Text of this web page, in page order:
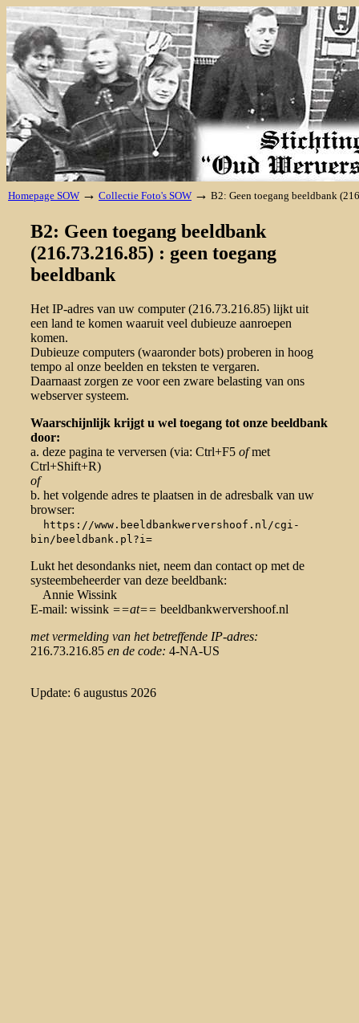
Homepage SOW → Collectie Foto's SOW → B2: Geen toegang beeldbank
B2: Geen toegang beeldbank
(216.73.216.85) : geen toegang
beeldbank
Het IP-adres van uw computer (216.73.216.85) lijkt uit
een land te komen waaruit veel dubieuze aanroepen
komen.
Dubieuze computers (waaronder bots) proberen in hoog
tempo al onze beelden en teksten te vergaren.
Daarnaast zorgen ze voor een zware belasting van ons
webserver systeem.
Waarschijnlijk krijgt u wel toegang tot onze beeldbank
door:
a. deze pagina te verversen (via: Ctrl+F5 ofmet
Ctrl+Shift+R)
of
b. het volgende adres te plaatsen in de adresbalk van uw
browser:
https://www.beeldbankwervershoof.nl/cgi-
bin/beeldbank.pl?i=
Lukt het desondanks niet, neem dan contact op met de
systeembeheerder van deze beeldbank:
Annie Wissink
E-mail: wissink ==at== beeldbankwervershoof.nl
met vermelding van het betreffende IP-adres:
216.73.216.85 en de code: 4-NA-US
Update: 6 augustus 2026